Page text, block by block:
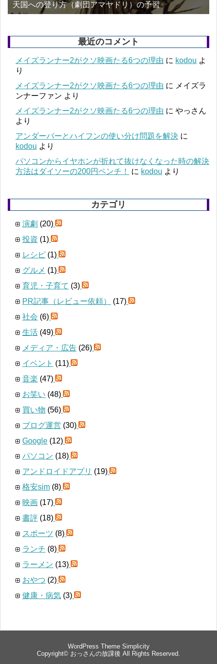
天国への登り方（劇団アマヤドリ）の予習
最近のコメント
メイズランナー2がクソ映画たる6つの理由 に kodou よ
り
メイズランナー2がクソ映画たる6つの理由 に メイズラ
ンナーファン より
メイズランナー2がクソ映画たる6つの理由 に やっさん
より
アンダーバーとハイフンの使い分け問題を解決 に
kodou より
パソコンからイヤホンが折れて抜けなくなった時の解決
方法はダイソーの200円ペンチ！
に kodou より
カテゴリ
演劇 (20)
投資 (1)
レシピ (1)
グルメ (1)
育児・子育て (3)
PR記事（レビュー依頼）
(17)
社会 (6)
生活 (49)
メディア・広告 (26)
イベント (11)
音楽 (47)
お笑い (48)
買い物 (56)
ブログ運営 (30)
Google (12)
パソコン (18)
アンドロイドアプリ (19)
格安sim (8)
映画 (17)
書評 (18)
スポーツ (8)
ランチ (8)
ラーメン (13)
おやつ (2)
健康・病気 (3)
WordPress Theme Simplicity
Copyright© おっさんの放課後 All Rights Reserved.